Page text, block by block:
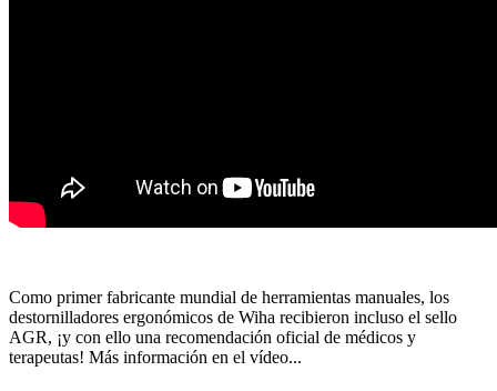
Como primer fabricante mundial de herramientas manuales, los
destornilladores ergonómicos de Wiha recibieron incluso el sello
AGR, ¡y con ello una recomendación oficial de médicos y
terapeutas! Más información en el vídeo...